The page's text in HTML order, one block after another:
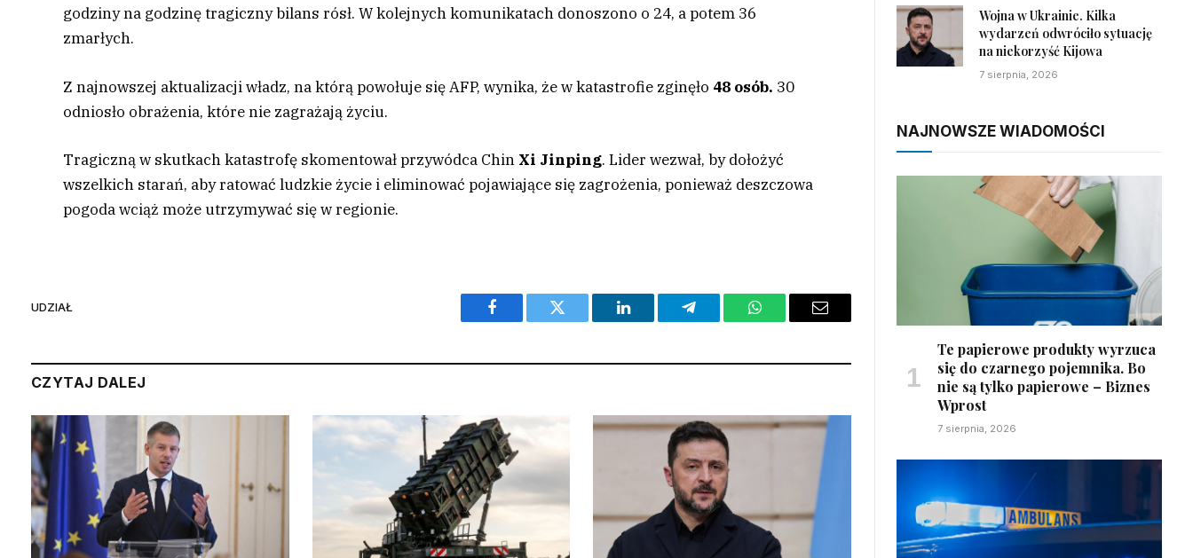
godziny na godzinę tragiczny bilans rósł. W kolejnych komunikatach donoszono o 24, a potem 36
zmarłych.
Z najnowszej aktualizacji władz, na którą powołuje się AFP, wynika, że w katastrofie zginęło 48 osób. 30
odniosło obrażenia, które nie zagrażają życiu.
Tragiczną w skutkach katastrofę skomentował przywódca Chin Xi Jinping. Lider wezwał, by dołożyć
wszelkich starań, aby ratować ludzkie życie i eliminować pojawiające się zagrożenia, ponieważ deszczowa
pogoda wciąż może utrzymywać się w regionie.
UDZIAŁ
Facebook Twitter LinkedIn Telegram WhatsAppEmail
CZYTAJ DALEJ
Wojna w Ukrainie. Kilka
wydarzeń odwróciło sytuację
na niekorzyść Kijowa
7 sierpnia, 2026
NAJNOWSZE WIADOMOŚCI
Te papierowe produkty wyrzuca
się do czarnego pojemnika. Bo
nie są tylko papierowe – Biznes
Wprost
7 sierpnia, 2026